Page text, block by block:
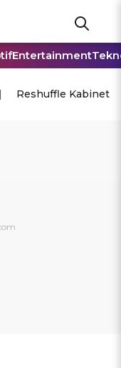
Entertainment
Reshuffle Kabinet